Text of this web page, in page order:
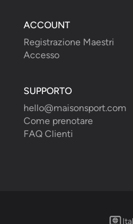
ACCOUNT
Registrazione Maestri
Accesso
SUPPORTO
hello@maisonsport.com
Come prenotare
FAQ Clienti